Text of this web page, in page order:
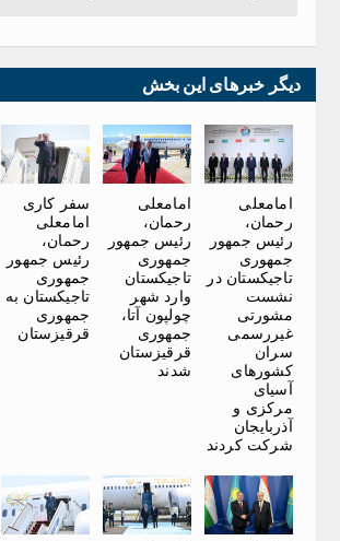
دیگر خبرهای این بخش
امامعلی
رحمان،
رئیس جمهور
جمهوری
تاجیکستان در
نشست
مشورتی
غیررسمی
سران
کشورهای
آسیای
مرکزی و
آذربایجان
شرکت کردند
امامعلی
رحمان،
رئیس جمهور
جمهوری
تاجیکستان
وارد شهر
چولپون آتا،
جمهوری
قرقیزستان
شدند
سفر کاری
امامعلی
رحمان،
رئیس جمهور
جمهوری
تاجیکستان به
جمهوری
قرقیزستان